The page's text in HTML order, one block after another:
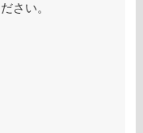
さい。